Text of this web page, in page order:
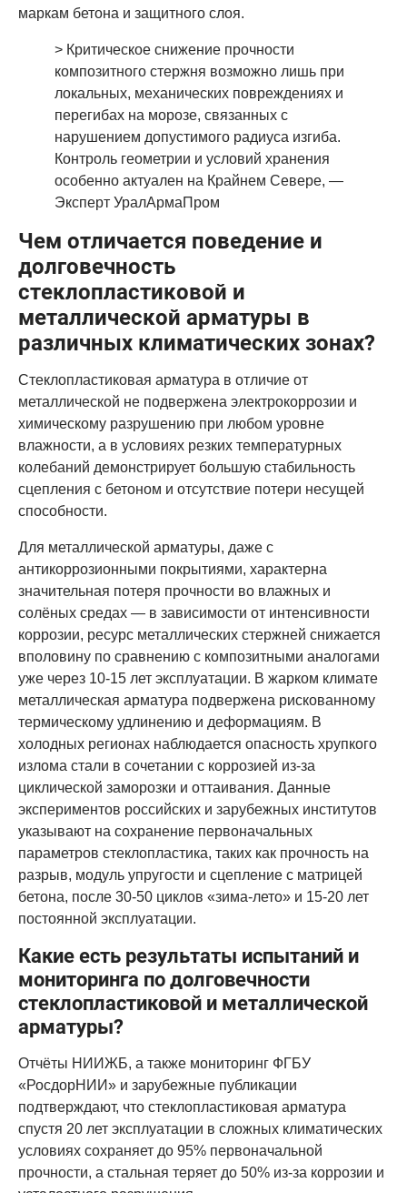
маркам бетона и защитного слоя.
> Критическое снижение прочности
композитного стержня возможно лишь при
локальных, механических повреждениях и
перегибах на морозе, связанных с
нарушением допустимого радиуса изгиба.
Контроль геометрии и условий хранения
особенно актуален на Крайнем Севере, —
Эксперт УралАрмаПром
Чем отличается поведение и
долговечность
стеклопластиковой и
металлической арматуры в
различных климатических зонах?
Стеклопластиковая арматура в отличие от
металлической не подвержена электрокоррозии и
химическому разрушению при любом уровне
влажности, а в условиях резких температурных
колебаний демонстрирует большую стабильность
сцепления с бетоном и отсутствие потери несущей
способности.
Для металлической арматуры, даже с
антикоррозионными покрытиями, характерна
значительная потеря прочности во влажных и
солёных средах — в зависимости от интенсивности
коррозии, ресурс металлических стержней снижается
вполовину по сравнению с композитными аналогами
уже через 10-15 лет эксплуатации. В жарком климате
металлическая арматура подвержена рискованному
термическому удлинению и деформациям. В
холодных регионах наблюдается опасность хрупкого
излома стали в сочетании с коррозией из-за
циклической заморозки и оттаивания. Данные
экспериментов российских и зарубежных институтов
указывают на сохранение первоначальных
параметров стеклопластика, таких как прочность на
разрыв, модуль упругости и сцепление с матрицей
бетона, после 30-50 циклов «зима-лето» и 15-20 лет
постоянной эксплуатации.
Какие есть результаты испытаний и
мониторинга по долговечности
стеклопластиковой и металлической
арматуры?
Отчёты НИИЖБ, а также мониторинг ФГБУ
«РосдорНИИ» и зарубежные публикации
подтверждают, что стеклопластиковая арматура
спустя 20 лет эксплуатации в сложных климатических
условиях сохраняет до 95% первоначальной
прочности, а стальная теряет до 50% из-за коррозии и